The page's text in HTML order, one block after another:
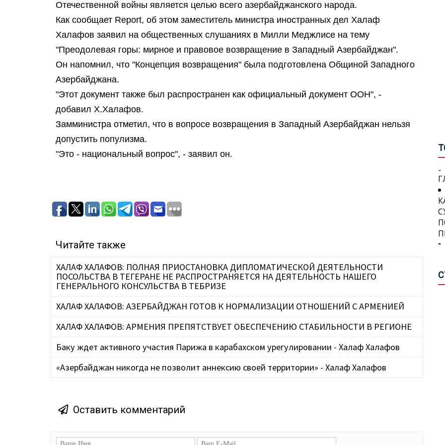
Отечественной войны является целью всего азербайджанского народа.
Как сообщает Report, об этом заместитель министра иностранных дел Халаф
Халафов заявил на общественных слушаниях в Милли Меджлисе на тему
"Преодолевая горы: мирное и правовое возвращение в Западный Азербайджан".
Он напомнил, что "Концепция возвращения" была подготовлена Общиной Западного
Азербайджана.
"Этот документ также был распространен как официальный документ ООН", -
добавил Х.Халафов.
Замминистра отметил, что в вопросе возвращения в Западный Азербайджан нельзя
допустить популизма.
"Это - национальный вопрос", - заявил он.
Читайте также
ХАЛАФ ХАЛАФОВ: ПОЛНАЯ ПРИОСТАНОВКА ДИПЛОМАТИЧЕСКОЙ ДЕЯТЕЛЬНОСТИ
ПОСОЛЬСТВА В ТЕГЕРАНЕ НЕ РАСПРОСТРАНЯЕТСЯ НА ДЕЯТЕЛЬНОСТЬ НАШЕГО
ГЕНЕРАЛЬНОГО КОНСУЛЬСТВА В ТЕБРИЗЕ
ХАЛАФ ХАЛАФОВ: АЗЕРБАЙДЖАН ГОТОВ К НОРМАЛИЗАЦИИ ОТНОШЕНИЙ С АРМЕНИЕЙ
ХАЛАФ ХАЛАФОВ: АРМЕНИЯ ПРЕПЯТСТВУЕТ ОБЕСПЕЧЕНИЮ СТАБИЛЬНОСТИ В РЕГИОНЕ
Баку ждет активного участия Парижа в карабахском урегулировании - Халаф Халафов
«Азербайджан никогда не позволит аннексию своей территории» - Халаф Халафов
Оставить комментарий